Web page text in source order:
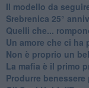
Il modello da
Srebrenica 25°
Quelli che...
Un amore che ci ha
Non è proprio un
La mafia è il primo
Produrre